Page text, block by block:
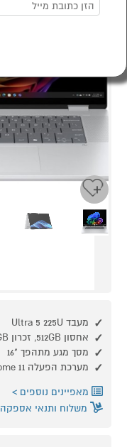
מעבד Ultra 5 225U
אחסון 512GB, זכרון 16GB
מסך מגע מתהפך "16
מערכת הפעלה Windows Home 11
מאפיינים נוספים
משלוח ותנאי אספקה